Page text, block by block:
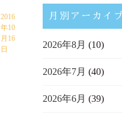
2016
年10
月16
日
月別アーカイブ
2026年8月 (10)
2026年7月 (40)
2026年6月 (39)